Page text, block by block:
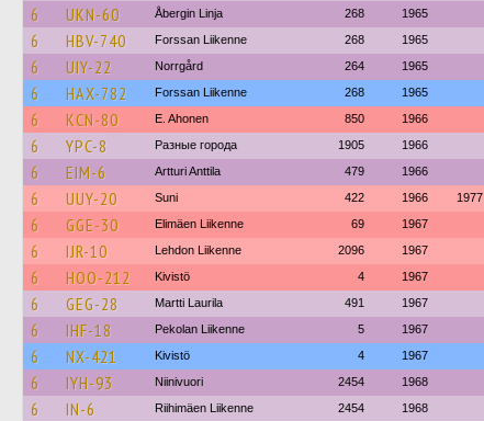
6 UKN-60 Åbergin Linja 268 1965
6 HBV-740 Forssan Liikenne 268 1965
6 UIY-22 Norrgård 264 1965
6 HAX-782 Forssan Liikenne 268 1965
6 KCN-80 E. Ahonen 850 1966
6 YPC-8 Разные города 1905 1966
6 EIM-6 Artturi Anttila 479 1966
6 UUY-20 Suni 422 1966 1977
6 GGE-30 Elimäen Liikenne 69 1967
6 IJR-10 Lehdon Liikenne 2096 1967
6 HOO-212 Kivistö 4 1967
6 GEG-28 Martti Laurila 491 1967
6 IHF-18 Pekolan Liikenne 5 1967
6 NX-421 Kivistö 4 1967
6 IYH-93 Niinivuori 2454 1968
6 IN-6 Riihimäen Liikenne 2454 1968